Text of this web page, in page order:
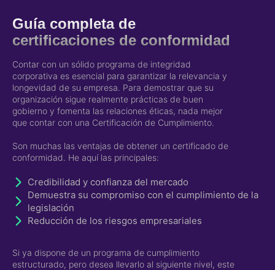
Guía completa de
certificaciones de conformidad
Contar con un sólido programa de integridad
corporativa es esencial para garantizar la relevancia y
longevidad de su empresa. Para demostrar que su
organización sigue realmente prácticas de buen
gobierno y fomenta las relaciones éticas, nada mejor
que contar con una Certificación de Cumplimiento.
Son muchas las ventajas de obtener un certificado de
conformidad. He aquí las principales:
Credibilidad y confianza del mercado
Demuestra su compromiso con el cumplimiento de la
legislación
Reducción de los riesgos empresariales
Si ya dispone de un programa de cumplimiento
estructurado, pero desea llevarlo al siguiente nivel, este